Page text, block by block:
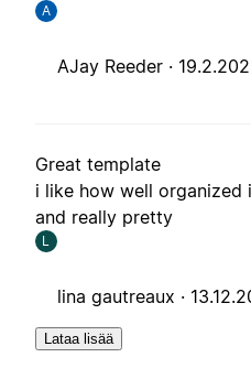
A
AJay Reeder ·
Great template
i like how well organized
and really pretty
L
lina gautreaux ·
Lataa lisää